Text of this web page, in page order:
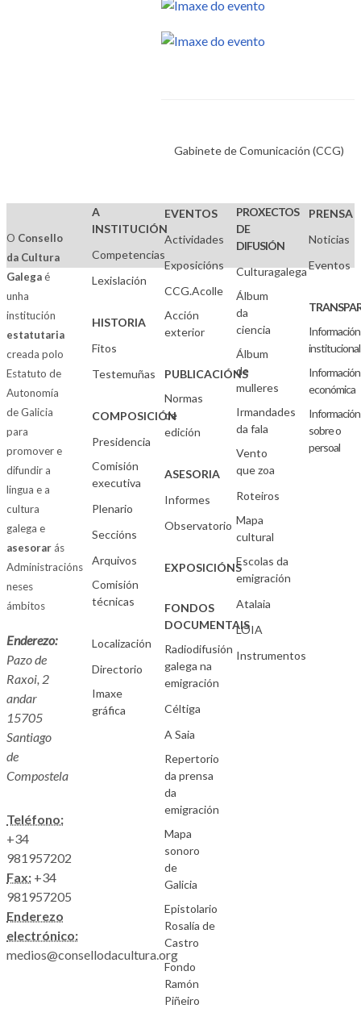
Gabinete de Comunicación (CCG)
O Consello
da Cultura
Galegaé
unha
institución
estatutaria
creada polo
Estatuto de
Autonomía
de Galicia
para
promover e
difundir a
lingua e a
cultura
galega e
asesorarás
Administracións
neses
ámbitos
Enderezo:
Pazo de
Raxoi, 2
andar
15705
Santiago
de
Compostela
Teléfono:
+34
981957202
Fax: +34
981957205
Enderezo
electrónico:
medios@consellodacultura.org
A
INSTITUCIÓN
Competencias
Lexislación
HISTORIA
Fitos
Testemuñas
COMPOSICIÓN
Presidencia
Comisión
executiva
Plenario
Seccións
Arquivos
Comisión
técnicas
Localización
Directorio
Imaxe
gráfica
EVENTOS
Actividades
Exposicións
CCG.Acolle
Acción
exterior
PUBLICACIÓNS
Normas
de
edición
ASESORIA
Informes
Observatorio
EXPOSICIÓNS
FONDOS
DOCUMENTAIS
Radiodifusión
galega na
emigración
Céltiga
A Saia
Repertorio
da prensa
da
emigración
Mapa
sonoro
de
Galicia
Epistolario
Rosalía de
Castro
Fondo
Ramón
Piñeiro
PROXECTOS
DE
DIFUSIÓN
Culturagalega
Álbum
da
ciencia
Álbum
de
mulleres
Irmandades
da fala
Vento
que zoa
Roteiros
Mapa
cultural
Escolas da
emigración
Atalaia
LOIA
Instrumentos
PRENSA
Noticias
Eventos
Información
institucional
Información
económica
Información
sobre o
persoal